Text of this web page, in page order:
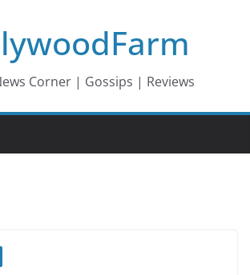
Corner | Gossips | Reviews